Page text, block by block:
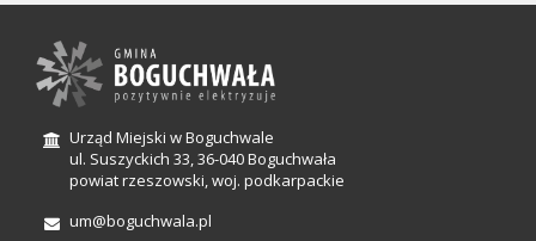
Urząd Miejski w Boguchwale
ul. Suszyckich 33, 36-040 Boguchwała
powiat rzeszowski, woj. podkarpackie
um@boguchwala.pl